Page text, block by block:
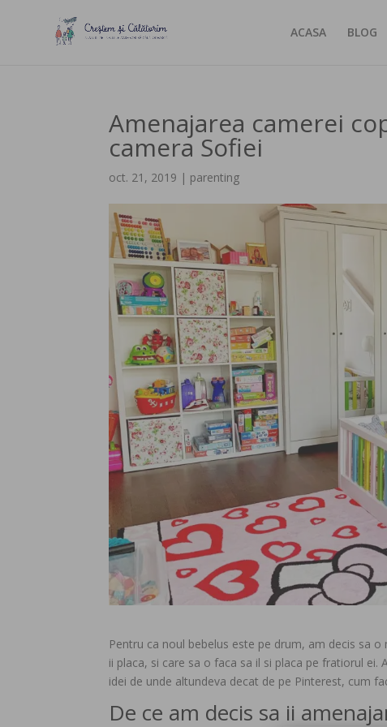
ACASA BLOG
Amenajarea camerei
camera Sofiei
oct. 21, 2019 | parenting
Pentru ca noul bebelus este pe drum, am decis sa
ii placa, si care sa o faca sa il si placa pe fratiorul
idei de unde altundeva decat de pe Pinterest, cum
De ce am decis sa ii